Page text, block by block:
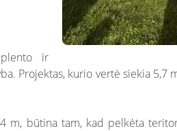
plento ir
Projektas, kurio vertė siekia 5,7
būtina tam, kad pelkėta